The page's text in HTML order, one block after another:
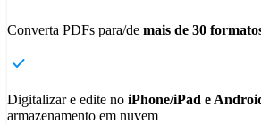
Converta PDFs para/de mais de 30
Digitalizar e edite no iPhone/iPad e
armazenamento em nuvem